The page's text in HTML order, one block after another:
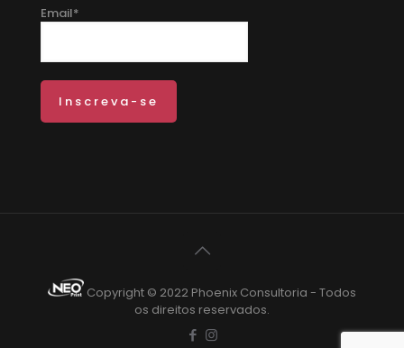
Email*
Copyright © 2022 Phoenix Consultoria - Todos
os direitos reservados.